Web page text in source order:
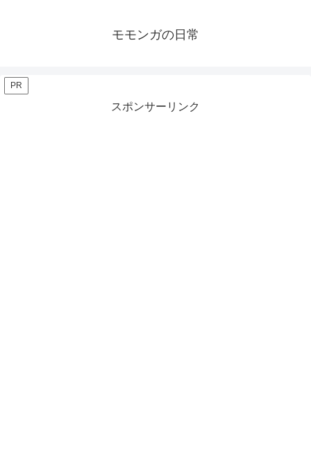
モモンガの日常
PR
スポンサーリンク